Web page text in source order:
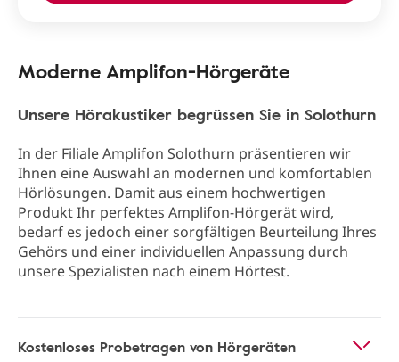
Moderne Amplifon-Hörgeräte
Unsere Hörakustiker begrüssen Sie in Solothurn
In der Filiale Amplifon Solothurn präsentieren wir
Ihnen eine Auswahl an modernen und komfortablen
Hörlösungen. Damit aus einem hochwertigen
Produkt Ihr perfektes Amplifon-Hörgerät wird,
bedarf es jedoch einer sorgfältigen Beurteilung Ihres
Gehörs und einer individuellen Anpassung durch
unsere Spezialisten nach einem Hörtest.
Kostenloses Probetragen von Hörgeräten